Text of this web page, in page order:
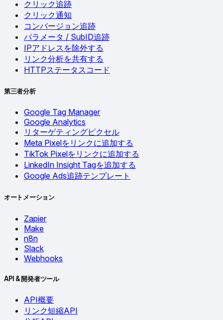
クリック追跡
クリック通知
コンバージョン追跡
パラメータ / SubID追跡
IPアドレスを除外する
リンク分析を共有する
HTTPステータスコード
第三者分析
Google Tag Manager
Google Analytics
リターゲティングピクセル
Meta Pixelをリンクに追加する
TikTok Pixelをリンクに追加する
LinkedIn Insight Tagを追加する
Google Ads追跡テンプレート
オートメーション
Zapier
Make
n8n
Slack
Webhooks
API & 開発者ツール
API概要
リンク短縮API